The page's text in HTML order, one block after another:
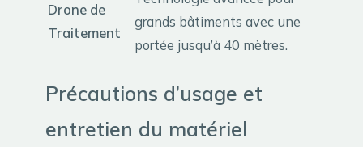
Drone de
Traitement
grands bâtiments avec une
portée jusqu’à 40 mètres.
Précautions d’usage et
entretien du matériel